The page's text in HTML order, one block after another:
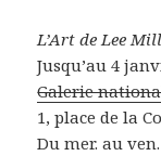
L’Art de Lee
Jusqu’au 4
Galerie
1, place de la
Du mer. au